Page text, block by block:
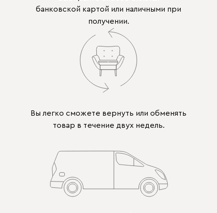
банковской картой или наличными при
получении.
Вы легко сможете вернуть или обменять
товар в течение двух недель.